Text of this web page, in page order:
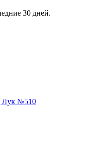
30 дней.
Лук №510